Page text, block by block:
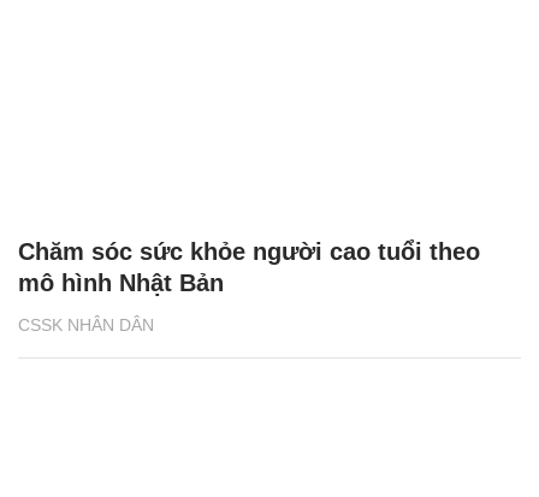
CSSK NHÂN DÂN
Chăm sóc sức khỏe người cao tuổi theo
mô hình Nhật Bản